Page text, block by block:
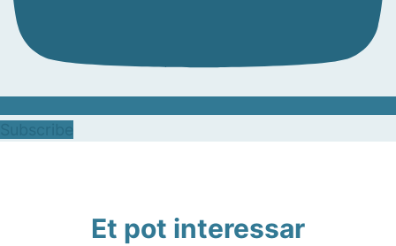
Et pot interessar